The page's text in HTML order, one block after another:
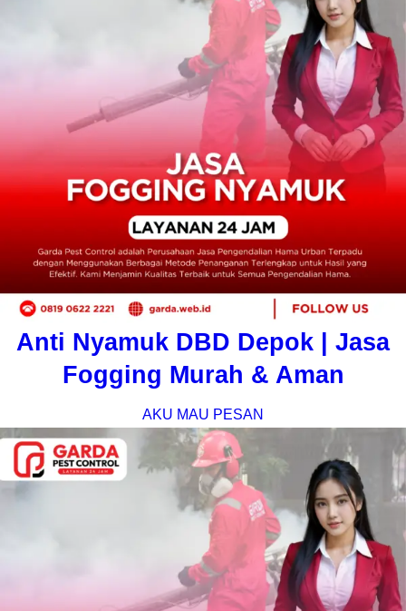
Anti Nyamuk DBD Depok | Jasa
Fogging Murah & Aman
AKU MAU PESAN